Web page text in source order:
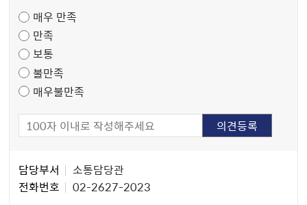
도
조
사
매우 만족
만족
보통
불만족
매우불만족
자
담당부서
소통담당관
전화번호
02-2627-2023